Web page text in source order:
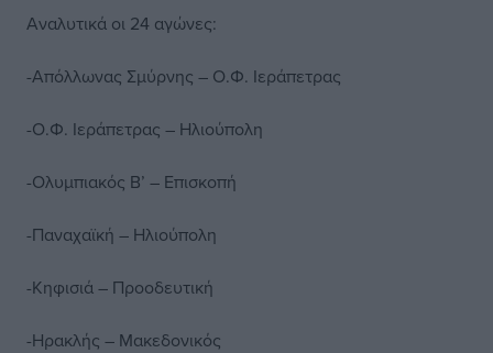
Αναλυτικά οι 24 αγώνες:
-Απόλλωνας Σμύρνης – Ο.Φ. Ιεράπετρας
-Ο.Φ. Ιεράπετρας – Ηλιούπολη
-Ολυμπιακός Β’ – Επισκοπή
-Παναχαϊκή – Ηλιούπολη
-Κηφισιά – Προοδευτική
-Ηρακλής – Μακεδονικός